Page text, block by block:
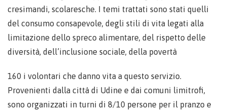
cresimandi, scolaresche. I temi trattati sono stati quelli
del consumo consapevole, degli stili di vita legati alla
limitazione dello spreco alimentare, del rispetto delle
diversità, dell’inclusione sociale, della povertà
160 i volontari che danno vita a questo servizio.
Provenienti dalla città di Udine e dai comuni limitrofi,
sono organizzati in turni di 8/10 persone per il pranzo e